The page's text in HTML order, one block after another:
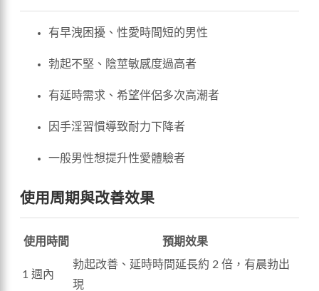
有早洩困擾、性愛時間短的男性
勃起不堅、陰莖敏感度過高者
有延時需求、希望伴侶多次高潮者
因手淫習慣導致耐力下降者
一般男性想提升性愛體驗者
使用周期與改善效果
使用時間 預期效果
1 週內
勃起改善、延時時間延長約 2 倍，有晨勃出
現